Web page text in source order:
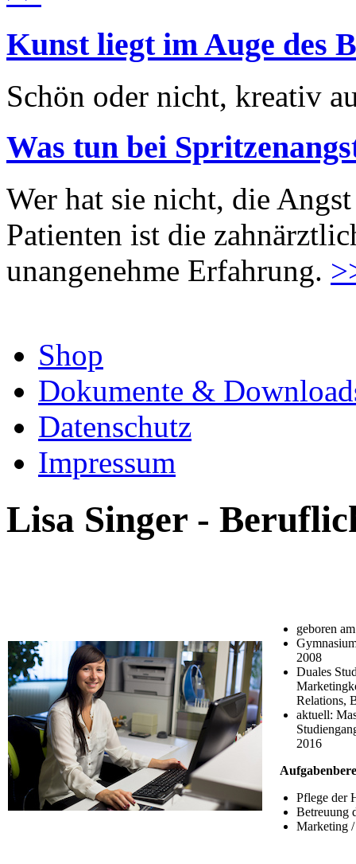
Kunst liegt im Auge des
Schön oder nicht, kreativ
Was tun bei
Wer hat sie nicht, die
Patienten ist die
unangenehme Erfahrung.
Shop
Dokumente &
Datenschutz
Impressum
Lisa Singer -
geboren
2008
Duales
Relations,
aktuell:
2016
Pflege der
Betreuung
Marketing